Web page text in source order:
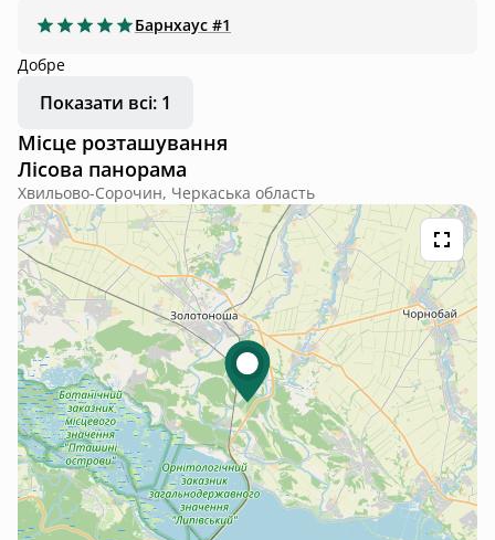
Барнхаус #1
Добре
Показати всі: 1
Місце розташування
Лісова панорама
Хвильово-Сорочин, Черкаська область